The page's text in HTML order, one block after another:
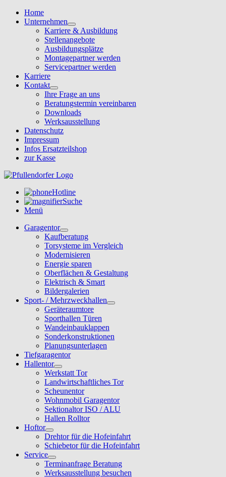
Home
Unternehmen
Karriere & Ausbildung
Stellenangebote
Ausbildungsplätze
Montagepartner werden
Servicepartner werden
Karriere
Kontakt
Ihre Frage an uns
Beratungstermin vereinbaren
Downloads
Werksausstellung
Datenschutz
Impressum
Infos Ersatzteilshop
zur Kasse
Hotline
Suche
Menü
Garagentor
Kaufberatung
Torsysteme im Vergleich
Modernisieren
Energie sparen
Oberflächen & Gestaltung
Elektrisch & Smart
Bildergalerien
Sport- / Mehrzweckhallen
Geräteraumtore
Sporthallen Türen
Wandeinbauklappen
Sonderkonstruktionen
Planungsunterlagen
Tiefgaragentor
Hallentor
Werkstatt Tor
Landwirtschaftliches Tor
Scheunentor
Wohnmobil Garagentor
Sektionaltor ISO / ALU
Hallen Rolltor
Hoftor
Drehtor für die Hofeinfahrt
Schiebetor für die Hofeinfahrt
Service
Terminanfrage Beratung
Werksausstellung besuchen